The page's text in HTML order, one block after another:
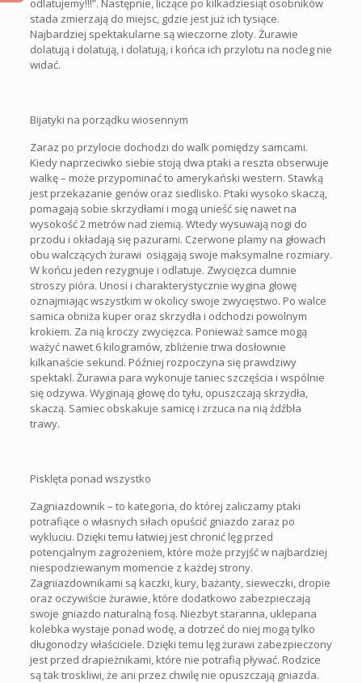
odlatujemy!!!”. Następnie, liczące po kilkadziesiąt osobników
stada zmierzają do miejsc, gdzie jest już ich tysiące.
Najbardziej spektakularne są wieczorne zloty. Żurawie
dolatują i dolatują, i dolatują, i końca ich przylotu na nocleg nie
widać.
Bijatyki na porządku wiosennym
Zaraz po przylocie dochodzi do walk pomiędzy samcami.
Kiedy naprzeciwko siebie stoją dwa ptaki a reszta obserwuje
walkę – może przypominać to amerykański western. Stawką
jest przekazanie genów oraz siedlisko. Ptaki wysoko skaczą,
pomagają sobie skrzydłami i mogą unieść się nawet na
wysokość 2 metrów nad ziemią. Wtedy wysuwają nogi do
przodu i okładają się pazurami. Czerwone plamy na głowach
obu walczących żurawi osiągają swoje maksymalne rozmiary.
W końcu jeden rezygnuje i odlatuje. Zwycięzca dumnie
stroszy pióra. Unosi i charakterystycznie wygina głowę
oznajmiając wszystkim w okolicy swoje zwycięstwo. Po walce
samica obniża kuper oraz skrzydła i odchodzi powolnym
krokiem. Za nią kroczy zwycięzca. Ponieważ samce mogą
ważyć nawet 6 kilogramów, zbliżenie trwa dosłownie
kilkanaście sekund. Później rozpoczyna się prawdziwy
spektakl. Żurawia para wykonuje taniec szczęścia i wspólnie
się odzywa. Wyginają głowę do tyłu, opuszczają skrzydła,
skaczą. Samiec obskakuje samicę i zrzuca na nią źdźbła
trawy.
Pisklęta ponad wszystko
Zagniazdownik – to kategoria, do której zaliczamy ptaki
potrafiące o własnych siłach opuścić gniazdo zaraz po
wykluciu. Dzięki temu łatwiej jest chronić lęg przed
potencjalnym zagrożeniem, które może przyjść w najbardziej
niespodziewanym momencie z każdej strony.
Zagniazdownikami są kaczki, kury, bażanty, sieweczki, dropie
oraz oczywiście żurawie, które dodatkowo zabezpieczają
swoje gniazdo naturalną fosą. Niezbyt staranna, uklepana
kolebka wystaje ponad wodę, a dotrzeć do niej mogą tylko
długonodzy właściciele. Dzięki temu lęg żurawi zabezpieczony
jest przed drapieżnikami, które nie potrafią pływać. Rodzice
są tak troskliwi, że ani przez chwilę nie opuszczają gniazda.